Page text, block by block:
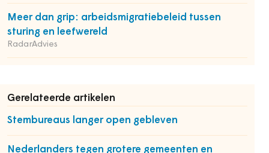
Meer dan grip: arbeidsmigratiebeleid tussen
sturing en leefwereld
RadarAdvies
Gerelateerde artikelen
Stembureaus langer open gebleven
Nederlanders tegen grotere gemeenten en